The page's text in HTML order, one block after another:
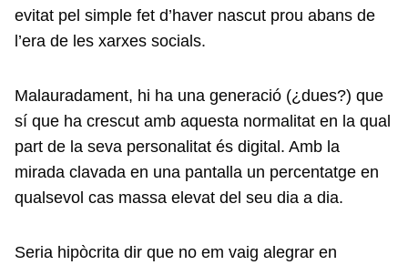
evitat pel simple fet d’haver nascut prou abans de
l’era de les xarxes socials.
Malauradament, hi ha una generació (¿dues?) que
sí que ha crescut amb aquesta normalitat en la qual
part de la seva personalitat és digital. Amb la
mirada clavada en una pantalla un percentatge en
qualsevol cas massa elevat del seu dia a dia.
Seria hipòcrita dir que no em vaig alegrar en